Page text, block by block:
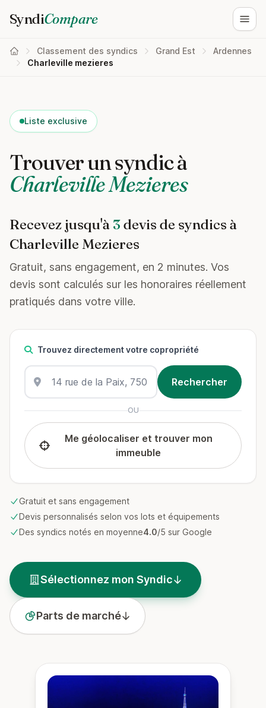
SyndiCompare
Classement des syndics Grand Est
Ardennes
Charleville mezieres
Liste exclusive
Trouver un syndic à
Charleville Mezieres
Recevez jusqu'à 3devis de syndics à
Charleville Mezieres
Gratuit, sans engagement, en 2 minutes. Vos
devis sont calculés sur les honoraires réellement
pratiqués dans votre ville.
Trouvez directement votre copropriété
OU
Me géolocaliser et trouver mon
immeuble
Gratuit et sans engagement
Devis personnalisés selon vos lots et équipements
Des syndics notés en moyenne4.0/5 sur Google
Sélectionnez mon Syndic
Parts de marché